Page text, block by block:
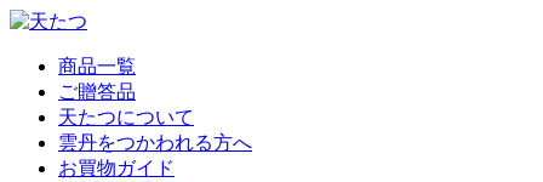
商品一覧
ご贈答品
天たつについて
雲丹をつかわれる方へ
お買物ガイド